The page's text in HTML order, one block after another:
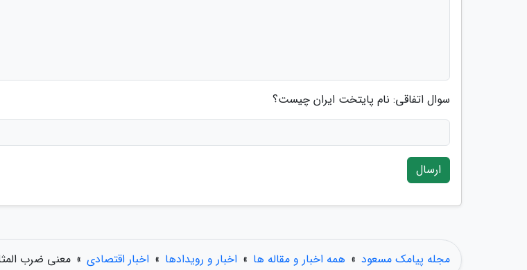
سوال اتفاقی: نام پایتخت ایران چیست؟
ارسال
مجله پیامک مسعود » همه اخبار و مقاله ها » اخبار و رویدادها » اخبار اقتصادی » معنی ضرب